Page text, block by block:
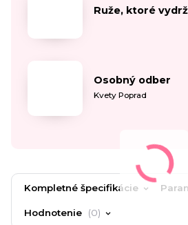
Ruže, ktoré
Osobný odber
Kvety Poprad
Kompletné špecifikácie
Hodnotenie 0